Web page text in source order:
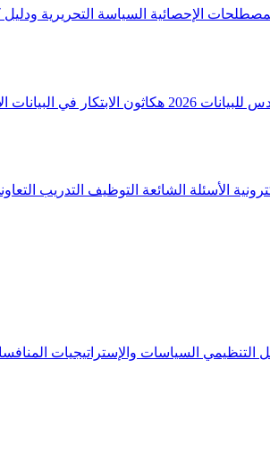
الإحصائية السياسة التحريرية ودليل
2026 هكاثون الابتكار في البيانات
الأسئلة الشائعة التوظيف التدريب
التنظيمي السياسات والإستراتيجيات